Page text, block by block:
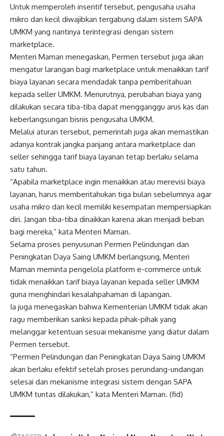
Untuk memperoleh insentif tersebut, pengusaha usaha
mikro dan kecil diwajibkan tergabung dalam sistem SAPA
UMKM yang nantinya terintegrasi dengan sistem
marketplace.
Menteri Maman menegaskan, Permen tersebut juga akan
mengatur larangan bagi marketplace untuk menaikkan tarif
biaya layanan secara mendadak tanpa pemberitahuan
kepada seller UMKM. Menurutnya, perubahan biaya yang
dilakukan secara tiba-tiba dapat mengganggu arus kas dan
keberlangsungan bisnis pengusaha UMKM.
Melalui aturan tersebut, pemerintah juga akan memastikan
adanya kontrak jangka panjang antara marketplace dan
seller sehingga tarif biaya layanan tetap berlaku selama
satu tahun.
“Apabila marketplace ingin menaikkan atau merevisi biaya
layanan, harus memberitahukan tiga bulan sebelumnya agar
usaha mikro dan kecil memiliki kesempatan mempersiapkan
diri. Jangan tiba-tiba dinaikkan karena akan menjadi beban
bagi mereka,” kata Menteri Maman.
Selama proses penyusunan Permen Pelindungan dan
Peningkatan Daya Saing UMKM berlangsung, Menteri
Maman meminta pengelola platform e-commerce untuk
tidak menaikkan tarif biaya layanan kepada seller UMKM
guna menghindari kesalahpahaman di lapangan.
Ia juga menegaskan bahwa Kementerian UMKM tidak akan
ragu memberikan sanksi kepada pihak-pihak yang
melanggar ketentuan sesuai mekanisme yang diatur dalam
Permen tersebut.
“Permen Pelindungan dan Peningkatan Daya Saing UMKM
akan berlaku efektif setelah proses perundang-undangan
selesai dan mekanisme integrasi sistem dengan SAPA
UMKM tuntas dilakukan,” kata Menteri Maman. (fid)